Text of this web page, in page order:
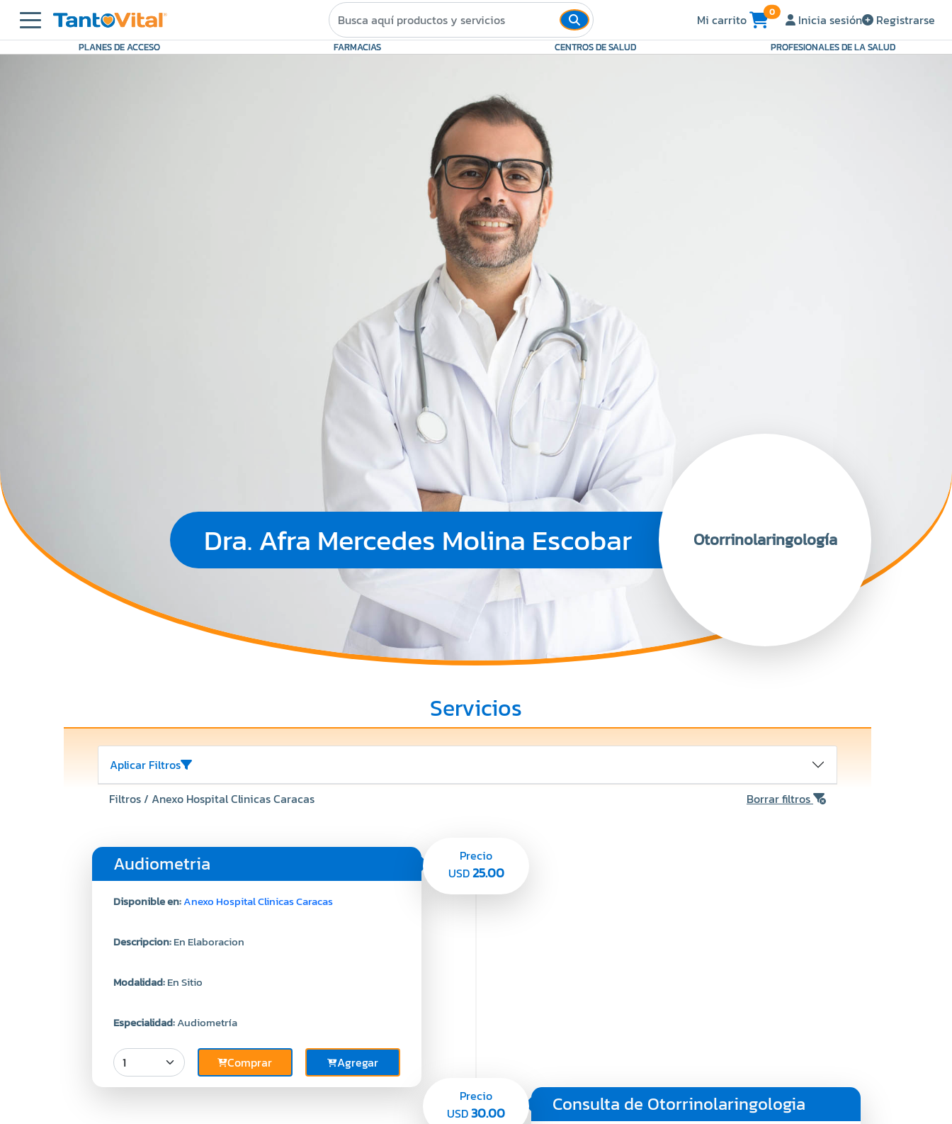
Mi carrito 0 Inicia sesión Registrarse
PLANES DE ACCESO FARMACIAS CENTROS DE SALUD PROFESIONALES DE LA SALUD
Dra. Afra Mercedes Molina Escobar Otorrinolaringología
Servicios
Aplicar Filtros
Filtros / Anexo Hospital Clinicas Caracas Borrar filtros
Audiometria
Disponible en:Anexo Hospital Clinicas Caracas
Descripcion:En Elaboracion
Modalidad:En Sitio
Especialidad:Audiometría
Comprar Agregar
Precio
USD25.00
Consulta de Otorrinolaringologia
Precio
USD30.00